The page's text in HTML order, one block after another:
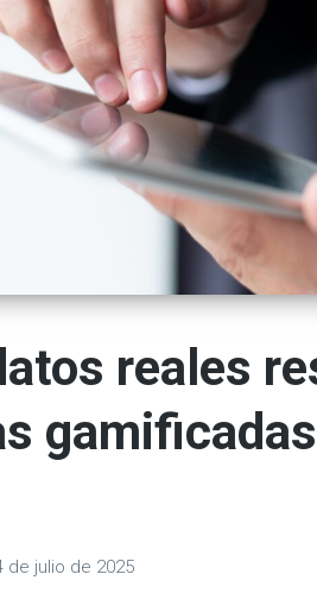
reales
de julio de 2025